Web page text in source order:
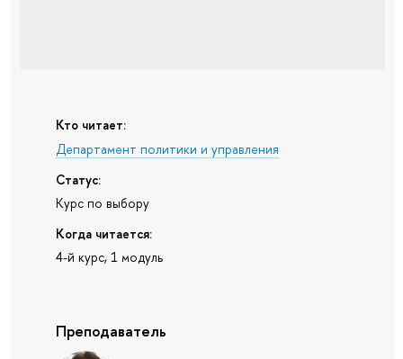
Кто читает:
Департамент политики и управления
Статус:
Курс по выбору
Когда читается:
4-й курс, 1 модуль
Преподаватель